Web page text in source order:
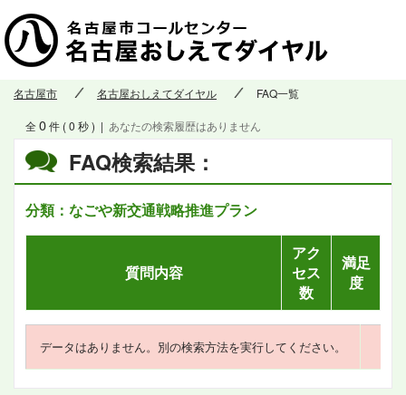
名古屋市 名古屋おしえてダイヤル FAQ一覧
FAQ検索結果：
分類：なごや新交通戦略推進プラン
全0件 ( 0 秒 ) | あなたの検索履歴はありません
質問内容
アク
セス
数
満足
度
データはありません。別の検索方法を実行してください。